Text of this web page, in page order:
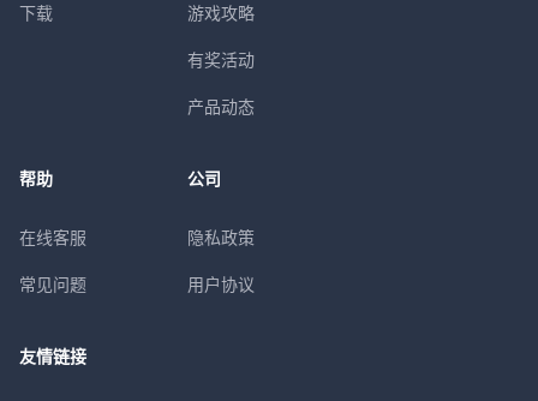
下载 游戏攻略
有奖活动
产品动态
帮助
在线客服
常见问题
公司
隐私政策
用户协议
友情链接